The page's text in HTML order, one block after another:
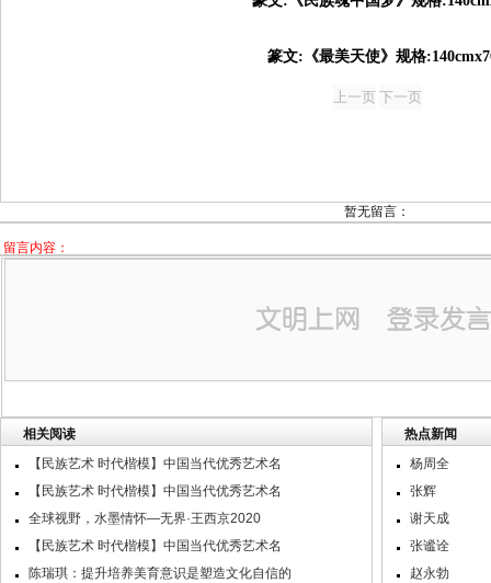
篆文:《最美天使》规格
暂无留言：
留言内容：
相关阅读
【民族艺术 时代楷模】中国当代优秀艺术名
【民族艺术 时代楷模】中国当代优秀艺术名
全球视野，水墨情怀—无界·王西京2020
【民族艺术 时代楷模】中国当代优秀艺术名
陈瑞琪：提升培养美育意识是塑造文化自信的
热点新闻
杨周全
张辉
谢天成
张谧诠
赵永勃